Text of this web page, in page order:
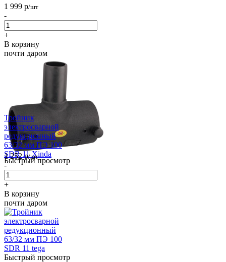
1 999 р/шт
-
+
В корзину
почти даром
Быстрый просмотр
Тройник
электросварной
редукционный
63/32 мм ПЭ 100
SDR 11 Xinda
1 252р/шт
-
+
В корзину
почти даром
Быстрый просмотр